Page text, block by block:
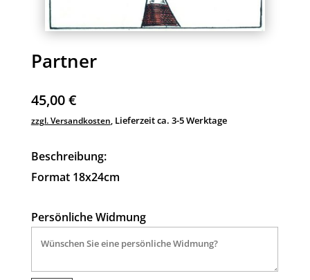
Partner
45,00€
zzgl. Versandkosten, Lieferzeit ca. 3-5 Werktage
Beschreibung:
Format 18x24cm
Persönliche Widmung
A